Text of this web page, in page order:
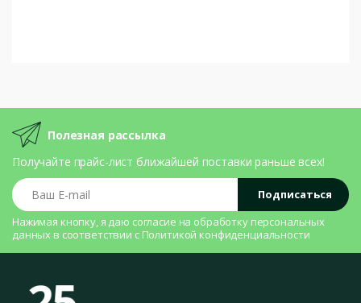
Полезная рассылка
Получайте прайс-лист ближайшей поставки раньше всех!
Ваш E-mail
Подписаться
Нажимая кнопку, я даю согласие на обработку персональных
данных в соответствии с Политикой конфиденциальности